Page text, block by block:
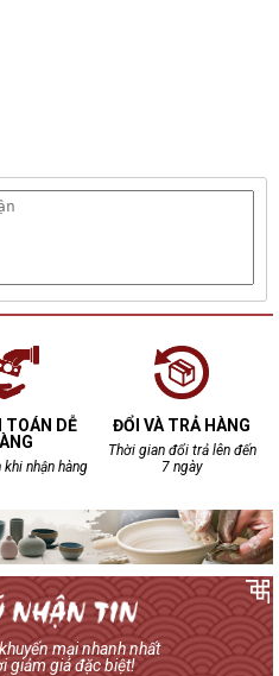
TOÁN DỄ
khi nhận hàng
ĐỔI VÀ TRẢ HÀNG
Thời gian đổi trả lên đến
7 ngày
mại nhanh nhất
giảm giá đặc biệt!